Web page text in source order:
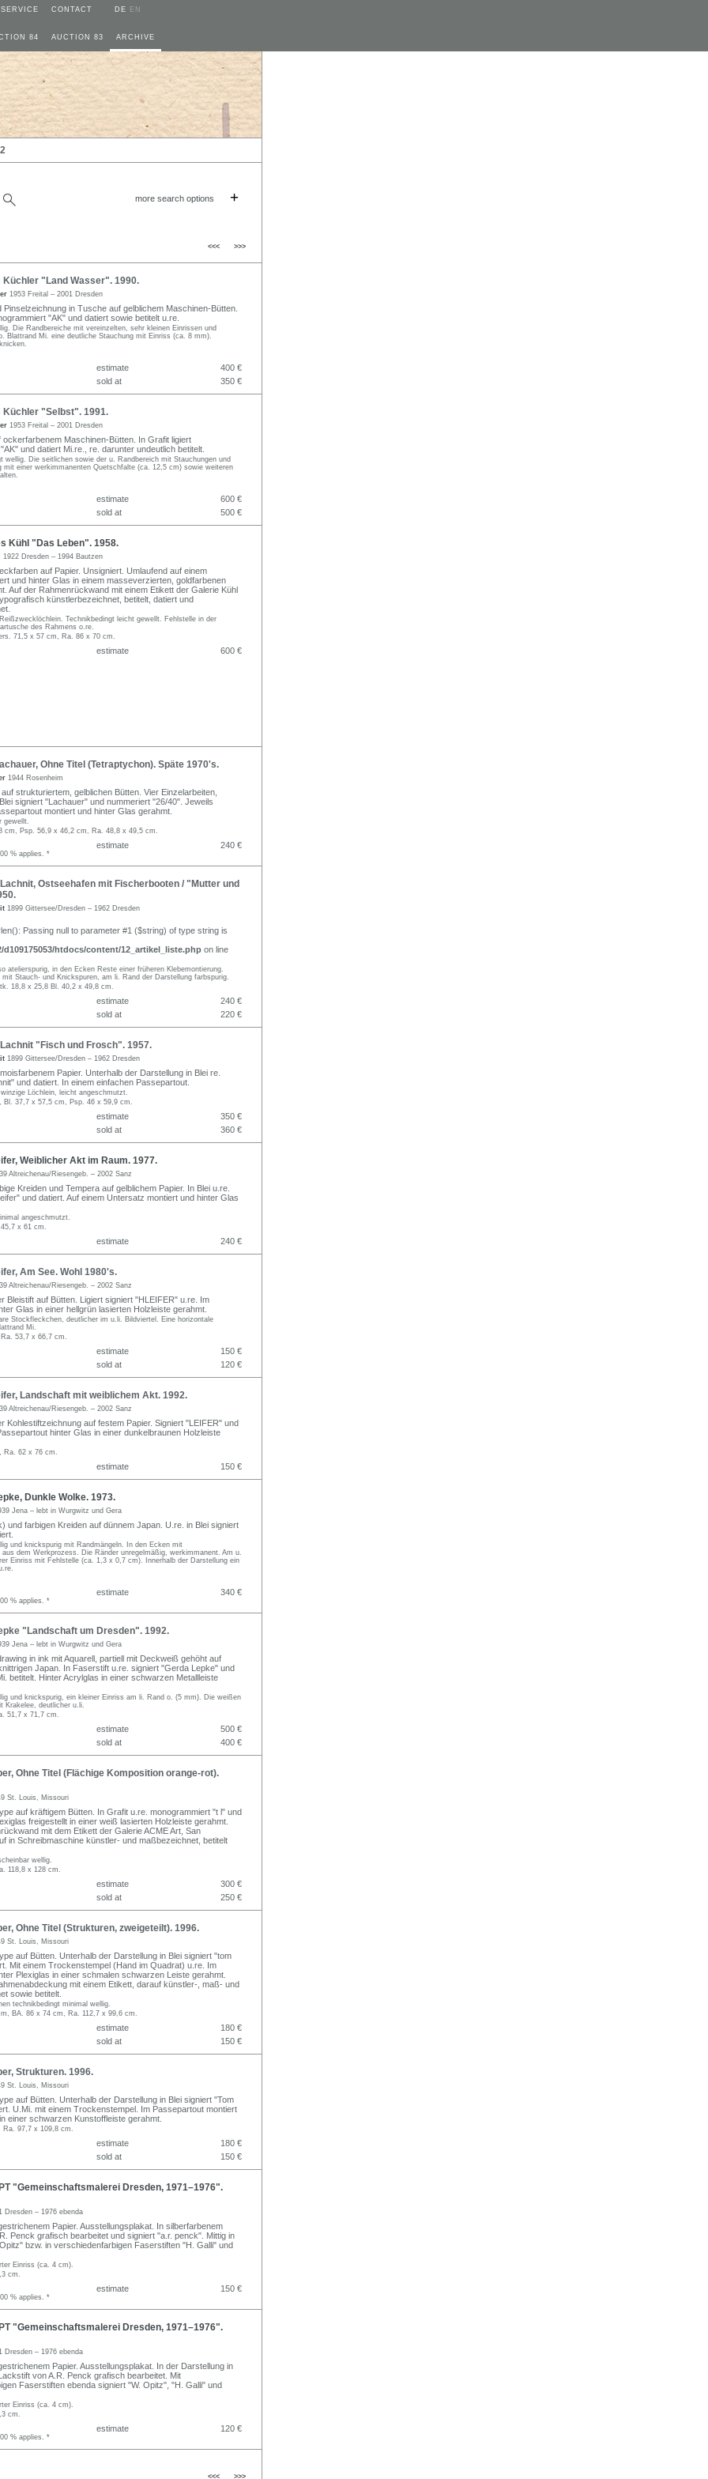
SERVICE CONTACT DE EN
84 AUCTION 83 ARCHIVE
more search options +
<<< >>>
"Land Wasser". 1990.
1953 Freital – 2001 Dresden
Pinselzeichnung in Tusche auf gelblichem Maschinen-Bütten.
"AK" und datiert sowie betitelt u.re.
Die Randbereiche mit vereinzelten, sehr kleinen Einrissen und
Blattrand Mi. eine deutliche Stauchung mit Einriss (ca. 8 mm).
estimate
400 €
sold at
350 €
"Selbst". 1991.
1953 Freital – 2001 Dresden
ockerfarbenem Maschinen-Bütten. In Grafit ligiert
und datiert Mi.re., re. darunter undeutlich betitelt.
wellig. Die seitlichen sowie der u. Randbereich mit Stauchungen und
mit einer werkimmanenten Quetschfalte (ca. 12,5 cm) sowie weiteren
estimate
600 €
sold at
500 €
Kühl "Das Leben". 1958.
1922 Dresden – 1994 Bautzen
auf Papier. Unsigniert. Umlaufend auf einem
und hinter Glas in einem masseverzierten, goldfarbenen
Auf der Rahmenrückwand mit einem Etikett der Galerie Kühl
künstlerbezeichnet, betitelt, datiert und
Technikbedingt leicht gewellt. Fehlstelle in der
des Rahmens o.re.
71,5 x 57 cm, Ra. 86 x 70 cm.
estimate 600 €
Ohne Titel (Tetraptychon). Späte 1970's.
1944 Rosenheim
strukturiertem, gelblichen Bütten. Vier Einzelarbeiten,
signiert "Lachauer" und nummeriert "26/40". Jeweils
montiert und hinter Glas gerahmt.
gewellt.
cm, Psp. 56,9 x 46,2 cm, Ra. 48,8 x 49,5 cm.
estimate 240 €
% applies. *
Ostseehafen mit Fischerbooten / "Mutter und
1899 Gittersee/Dresden – 1962 Dresden
Passing null to parameter #1 ($string) of type string is
d109175053/htdocs/content/12_artikel_liste.php on line
atelierspurig, in den Ecken Reste einer früheren Klebemontierung.
Stauch- und Knickspuren, am li. Rand der Darstellung farbspurig.
18,8 x 25,8 Bl. 40,2 x 49,8 cm.
estimate
240 €
sold at
220 €
"Fisch und Frosch". 1957.
1899 Gittersee/Dresden – 1962 Dresden
Papier. Unterhalb der Darstellung in Blei re.
und datiert. In einem einfachen Passepartout.
Löchlein, leicht angeschmutzt.
Bl. 37,7 x 57,5 cm, Psp. 46 x 59,9 cm.
estimate
350 €
sold at
360 €
Weiblicher Akt im Raum. 1977.
Altreichenau/Riesengeb. – 2002 Sanz
Kreiden und Tempera auf gelblichem Papier. In Blei u.re.
und datiert. Auf einem Untersatz montiert und hinter Glas
angeschmutzt.
x 61 cm.
estimate 240 €
Am See. Wohl 1980's.
Altreichenau/Riesengeb. – 2002 Sanz
Bleistift auf Bütten. Ligiert signiert "HLEIFER" u.re. Im
Glas in einer hellgrün lasierten Holzleiste gerahmt.
Stockfleckchen, deutlicher im u.li. Bildviertel. Eine horizontale
Mi.
53,7 x 66,7 cm.
estimate
150 €
sold at
120 €
Landschaft mit weiblichem Akt. 1992.
Altreichenau/Riesengeb. – 2002 Sanz
Kohlestiftzeichnung auf festem Papier. Signiert "LEIFER" und
hinter Glas in einer dunkelbraunen Holzleiste
Ra. 62 x 76 cm.
estimate 150 €
Dunkle Wolke. 1973.
Jena – lebt in Wurgwitz und Gera
und farbigen Kreiden auf dünnem Japan. U.re. in Blei signiert
und knickspurig mit Randmängeln. In den Ecken mit
dem Werkprozess. Die Ränder unregelmäßig, werkimmanent. Am u.
Einriss mit Fehlstelle (ca. 1,3 x 0,7 cm). Innerhalb der Darstellung ein
estimate 340 €
% applies. *
"Landschaft um Dresden". 1992.
Jena – lebt in Wurgwitz und Gera
in ink mit Aquarell, partiell mit Deckweiß gehöht auf
Japan. In Faserstift u.re. signiert "Gerda Lepke" und
betitelt. Hinter Acrylglas in einer schwarzen Metallleiste
und knickspurig, ein kleiner Einriss am li. Rand o. (5 mm). Die weißen
Krakelee, deutlicher u.li.
51,7 x 71,7 cm.
estimate
500 €
sold at
400 €
Ohne Titel (Flächige Komposition orange-rot).
St. Louis, Missouri
auf kräftigem Bütten. In Grafit u.re. monogrammiert "t l" und
freigestellt in einer weiß lasierten Holzleiste gerahmt.
mit dem Etikett der Galerie ACME Art, San
in Schreibmaschine künstler- und maßbezeichnet, betitelt
wellig.
118,8 x 128 cm.
estimate
300 €
sold at
250 €
Ohne Titel (Strukturen, zweigeteilt). 1996.
St. Louis, Missouri
auf Bütten. Unterhalb der Darstellung in Blei signiert "tom
Mit einem Trockenstempel (Hand im Quadrat) u.re. Im
Plexiglas in einer schmalen schwarzen Leiste gerahmt.
mit einem Etikett, darauf künstler-, maß- und
sowie betitelt.
technikbedingt minimal wellig.
BA. 86 x 74 cm, Ra. 112,7 x 99,6 cm.
estimate
180 €
sold at
150 €
Strukturen. 1996.
St. Louis, Missouri
auf Bütten. Unterhalb der Darstellung in Blei signiert "Tom
U.Mi. mit einem Trockenstempel. Im Passepartout montiert
einer schwarzen Kunstoffleiste gerahmt.
97,7 x 109,8 cm.
estimate
180 €
sold at
150 €
"Gemeinschaftsmalerei Dresden, 1971–1976".
Dresden – 1976 ebenda
Papier. Ausstellungsplakat. In silberfarbenem
Penck grafisch bearbeitet und signiert "a.r. penck". Mittig in
bzw. in verschiedenfarbigen Faserstiften "H. Galli" und
Einriss (ca. 4 cm).
cm.
estimate 150 €
% applies. *
"Gemeinschaftsmalerei Dresden, 1971–1976".
Dresden – 1976 ebenda
Papier. Ausstellungsplakat. In der Darstellung in
von A.R. Penck grafisch bearbeitet. Mit
Faserstiften ebenda signiert "W. Opitz", "H. Galli" und
Einriss (ca. 4 cm).
cm.
estimate 120 €
% applies. *
<<< >>>